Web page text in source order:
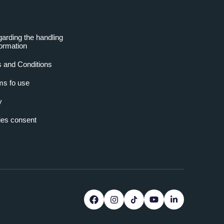
the handling
and Conditions
fo use
consent